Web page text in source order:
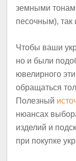
земными
песочным), так
Чтобы ваши
но и были
ювелирного
обращаться
Полезный
нюансах
изделий и
при покупке